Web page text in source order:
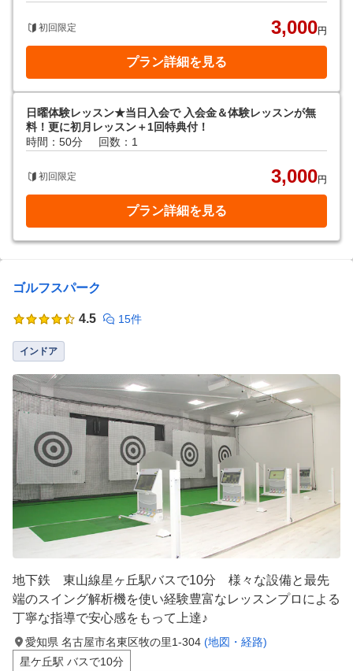
初回限定 3,000円
プラン詳細を見る
日曜体験レッスン★当日入会で 入会金＆体験レッスンが無
料！更に初月レッスン＋1回特典付！
時間：50分
回数：1
初回限定 3,000円
プラン詳細を見る
ゴルフスパーク
4.5 15件
インドア
地下鉄 東山線星ヶ丘駅バスで10分 様々な設備と最先
端のスイング解析機を使い経験豊富なレッスンプロによる
丁寧な指導で安心感をもって上達♪
愛知県 名古屋市名東区牧の里1-304 (地図・経路)
星ケ丘駅 バスで10分